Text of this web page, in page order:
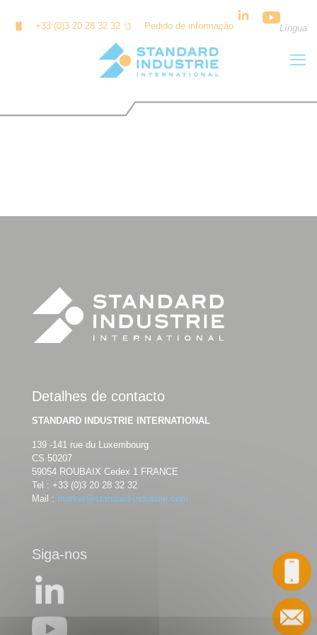
+33 (0)3 20 28 32 32 Pedido de informação Língua
Detalhes de contacto
STANDARD INDUSTRIE INTERNATIONAL
139 -141 rue du Luxembourg
CS 50207
59054 ROUBAIX Cedex 1 FRANCE
Tel : +33 (0)3 20 28 32 32
Mail : market@standard-industrie.com
Siga-nos
Contacto